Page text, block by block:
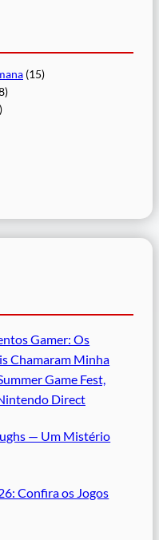
(15)
Gamer: Os
Chamaram Minha
Game Fest,
Direct
— Um Mistério
Confira os Jogos